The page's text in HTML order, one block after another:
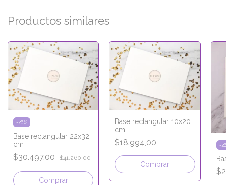
Productos similares
-26%
Base rectangular 22x32
cm
$30.497,00 $41.260,00
Comprar
Base rectangular 10x20
cm
$18.994,00
Comprar
-26